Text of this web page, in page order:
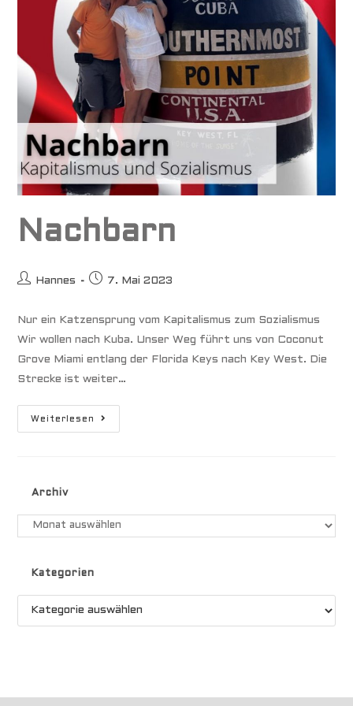
Nachbarn
Beitrags-
Hannes
Beitrag7. Mai 2023
Nur ein Katzensprung vom Kapitalismus zum Sozialismus
Wir wollen nach Kuba. Unser Weg führt uns von Coconut
Grove Miami entlang der Florida Keys nach Key West. Die
Strecke ist weiter…
Weiterlesen Nachbarn
Archiv
Archiv
Kategorien
Kategorien